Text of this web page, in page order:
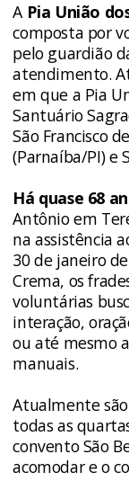
A Pia União
composta por
pelo guardião
atendimento.
em que a Pia
Santuário
São Francisco
(Parnaíba/PI) e
Há quase 68
Antônio em
na assistência
30 de janeiro
Crema, os
voluntárias
interação,
ou até mesmo
manuais.
Atualmente
todas as
convento São
acomodar e o